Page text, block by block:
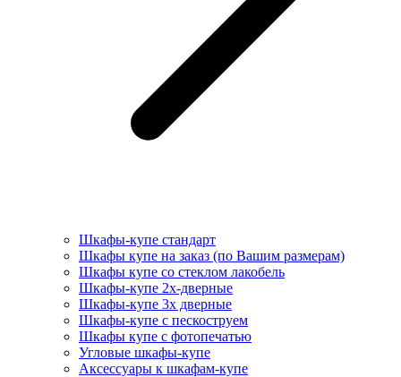
Шкафы-купе стандарт
Шкафы купе на заказ (по Вашим размерам)
Шкафы купе со стеклом лакобель
Шкафы-купе 2х-дверные
Шкафы-купе 3х дверные
Шкафы-купе с пескоструем
Шкафы купе с фотопечатью
Угловые шкафы-купе
Аксессуары к шкафам-купе